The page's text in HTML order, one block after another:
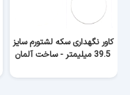
کاور نگهداری سکه لشتورم سایز
39.5 میلیمتر - ساخت آلمان